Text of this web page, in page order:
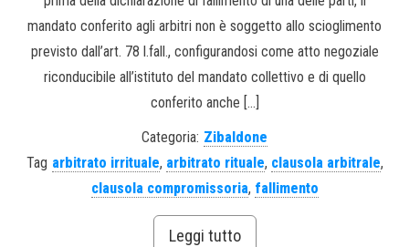
mandato conferito agli arbitri non è soggetto allo scioglimento
previsto dall’art. 78 l.fall., configurandosi come atto negoziale
riconducibile all’istituto del mandato collettivo e di quello
conferito anche […]
Categoria: Zibaldone
Tag arbitrato irrituale, arbitrato rituale, clausola arbitrale,
clausola compromissoria, fallimento
Leggi tutto